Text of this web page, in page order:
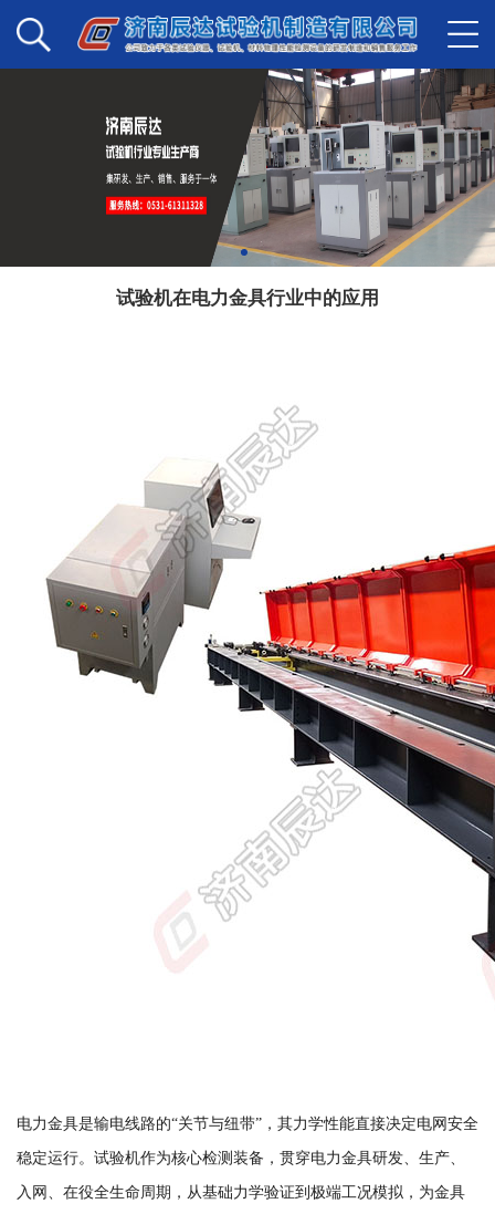
试验机在电力金具行业中的应用
电力金具是输电线路的“关节与纽带”，其力学性能直接决定电网安全
稳定运行。试验机作为核心检测装备，贯穿电力金具研发、生产、
入网、在役全生命周期，从基础力学验证到极端工况模拟，为金具